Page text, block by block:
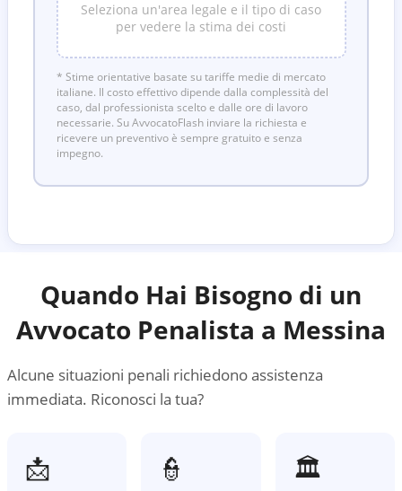
Seleziona un'area legale e il tipo di caso
per vedere la stima dei costi
* Stime orientative basate su tariffe medie di mercato
italiane. Il costo effettivo dipende dalla complessità del
caso, dal professionista scelto e dalle ore di lavoro
necessarie. Su AvvocatoFlash inviare la richiesta e
ricevere un preventivo è sempre gratuito e senza
impegno.
Quando Hai Bisogno di un
Avvocato Penalista a Messina
Alcune situazioni penali richiedono assistenza
immediata. Riconosci la tua?
📩 👮 🏛️